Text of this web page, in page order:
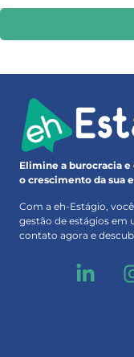
Elimine a burocracia
o crescimento da sua
Com a eh-Estágio,
gestão de estágios em
contato agora e